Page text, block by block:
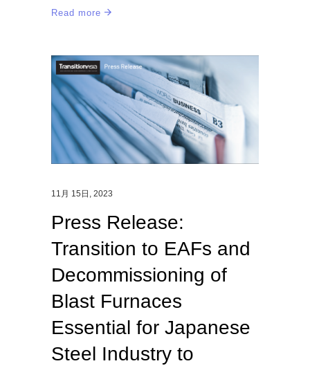
Read more
11月 15日, 2023
Press Release:
Transition to EAFs and
Decommissioning of
Blast Furnaces
Essential for Japanese
Steel Industry to